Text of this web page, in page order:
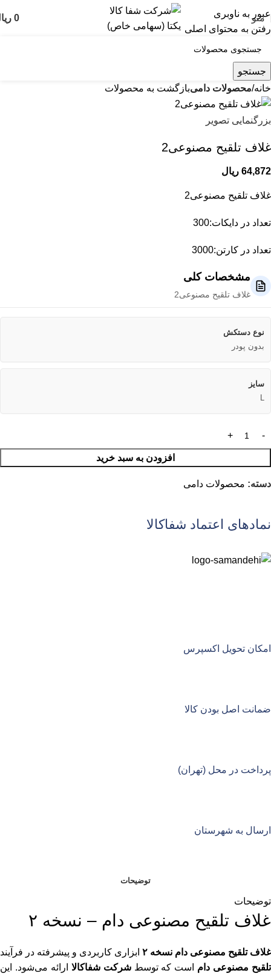
عبور به ناوبری
رفتن به محتوای اصلی
منو 0
جستجو
خانه محصولات دامیبازگشت به محصولات
بزرگنمایی تصویر
غلاف تلقیح مصنوعی2
64,872 ریال
غلاف تلقیح مصنوعی2
تعداد در دایکات:300
تعداد در کارتن:3000
مشخصات کلی
غلاف تلقیح مصنوعی2
نوع دستکش
بدون پودر
سایز
L
افزودن به سبد خرید
دسته: محصولات دامی
نمادهای اعتماد شفاکالا
امکان تحویل اکسپرس
ضمانت اصل بودن کالا
پرداخت در محل (تهران)
ارسال به شهرستان
توضیحات
توضیحات
غلاف تلقیح مصنوعی دام – نسخه ۲
غلاف تلقیح مصنوعی دام نسخه ۲
ابزاری کاربردی و پیشرفته در فرآیند
تلقیح مصنوعی دام است که توسطشرکت شفاکالا ارائه می‌شود. این